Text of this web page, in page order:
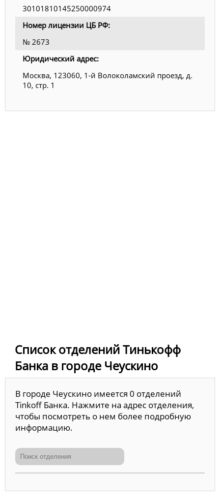
30101810145250000974
Номер лицензии ЦБ РФ:
№ 2673
Юридический адрес:
Москва, 123060, 1-й Волоколамский проезд, д.
10, стр. 1
Список отделений Тинькофф
Банка в городе Чеускино
В городе Чеускино имеется 0 отделений
Tinkoff Банка. Нажмите на адрес отделения,
чтобы посмотреть о нем более подробную
информацию.